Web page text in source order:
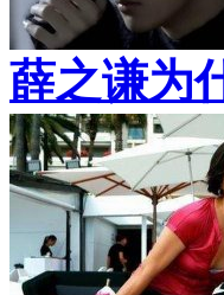
薛之谦为